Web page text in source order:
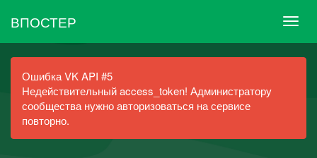
ВПОСТЕР
Ошибка VK API #5
Недействительный access_token! Администратору
сообщества нужно авторизоваться на сервисе
повторно.